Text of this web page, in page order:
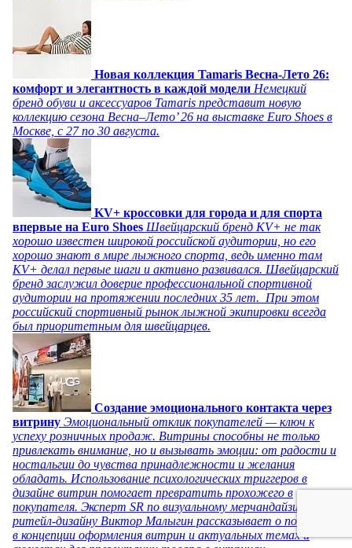
Новая коллекция Tamaris Весна-Лето 26:
комфорт и элегантность в каждой модели Немецкий
бренд обуви и аксессуаров Tamaris представит новую
коллекцию сезона Весна–Лето’ 26 на выставке Euro Shoes в
Москве, с 27 по 30 августа.
KV+ кроссовки для города и для спорта
впервые на Euro Shoes Швейцарский бренд KV+ не так
хорошо известен широкой российской аудитории, но его
хорошо знают в мире лыжного спорта, ведь именно там
KV+ делал первые шаги и активно развивался. Швейцарский
бренд заслужил доверие профессиональной спортивной
аудитории на протяжении последних 35 лет. При этом
российский спортивный рынок лыжной экипировки всегда
был приоритетным для швейцарцев.
Создание эмоционального контакта через
витрину Эмоциональный отклик покупателей — ключ к
успеху розничных продаж. Витрины способны не только
привлекать внимание, но и вызывать эмоции: от радости и
ностальгии до чувства принадлежности и желания
обладать. Использование психологических триггеров в
дизайне витрин помогает превратить прохожего в
покупателя. Эксперт SR по визуальному мерчандайзингу и
ритейл-дизайну Виктор Малыгин рассказывает о подходах
в концепции оформления витрин и актуальных темах и